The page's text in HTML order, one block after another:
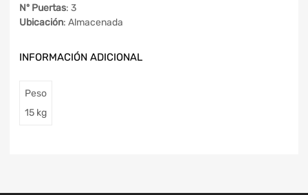
Nº Puertas: 3
Ubicación: Almacenada
INFORMACIÓN ADICIONAL
Peso
15 kg